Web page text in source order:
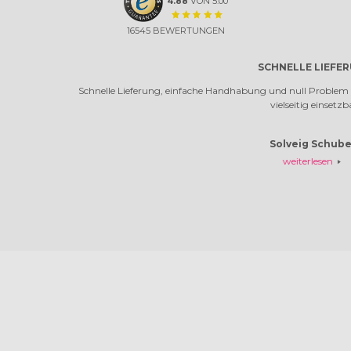
16545 BEWERTUNGEN
einfache Handhabung und null Problem bei der Montage.